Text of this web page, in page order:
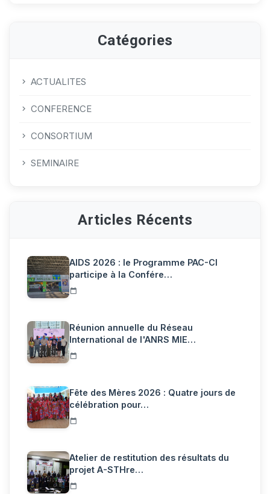
Catégories
ACTUALITES
CONFERENCE
CONSORTIUM
SEMINAIRE
Articles Récents
AIDS 2026 : le Programme PAC-CI
participe à la Confére…
Réunion annuelle du Réseau
International de l'ANRS MIE…
Fête des Mères 2026 : Quatre jours de
célébration pour…
Atelier de restitution des résultats du
projet A-STHre…